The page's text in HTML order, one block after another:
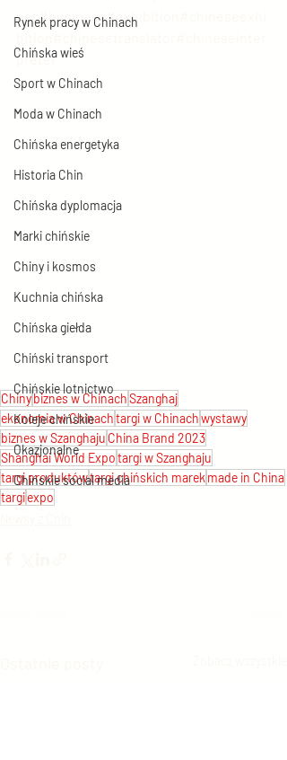
Rynek pracy w Chinach
Chińska wieś
Sport w Chinach
Moda w Chinach
Chińska energetyka
Historia Chin
Chińska dyplomacja
Marki chińskie
Chiny i kosmos
Kuchnia chińska
Chińska giełda
Chiński transport
Chińskie lotnictwo
Koleje chińskie
Okazjonalne
Chińskie social media
ess#business#exhibition#chineseexhi
preter
Chinybiznes w ChinachSzanghaj
ekonomia w Chinachtargi w Chinachwystawy
biznes w Szanghaju China Brand 2023
Shanghai World Expotargi w Szanghaju
targi produktówtargi chińskich marek made in China
targiexpo